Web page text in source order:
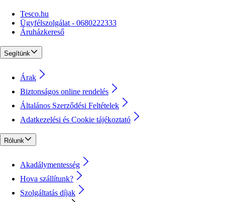
Tesco.hu
Ügyfélszolgálat - 0680222333
Áruházkereső
Segítünk
Árak
Biztonságos online rendelés
Általános Szerződési Feltételek
Adatkezelési és Cookie tájékoztató
Rólunk
Akadálymentesség
Hova szállítunk?
Szolgáltatás díjak